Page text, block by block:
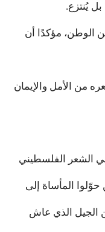
بل يُنتزع.
الوطن، مؤكدًا أن
من الأمل والإيمان
الشعر الفلسطيني
حوّلوا المأساة إلى
الجيل الذي عاش